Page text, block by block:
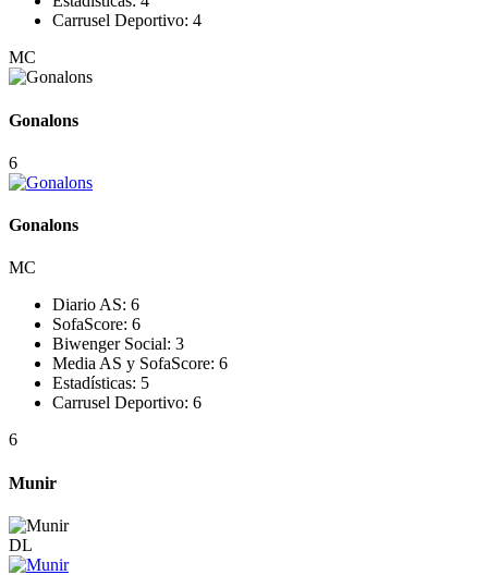
Carrusel Deportivo: 4
MC
Gonalons
6
Gonalons
MC
Diario AS: 6
SofaScore: 6
Biwenger Social: 3
Media AS y SofaScore: 6
Estadísticas: 5
Carrusel Deportivo: 6
6
Munir
DL